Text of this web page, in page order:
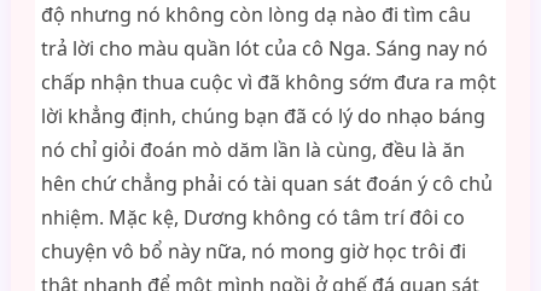
độ nhưng nó không còn lòng dạ nào đi tìm câu
trả lời cho màu quần lót của cô Nga. Sáng nay nó
chấp nhận thua cuộc vì đã không sớm đưa ra một
lời khẳng định, chúng bạn đã có lý do nhạo báng
nó chỉ giỏi đoán mò dăm lần là cùng, đều là ăn
hên chứ chẳng phải có tài quan sát đoán ý cô chủ
nhiệm. Mặc kệ, Dương không có tâm trí đôi co
chuyện vô bổ này nữa, nó mong giờ học trôi đi
thật nhanh để một mình ngồi ở ghế đá quan sát